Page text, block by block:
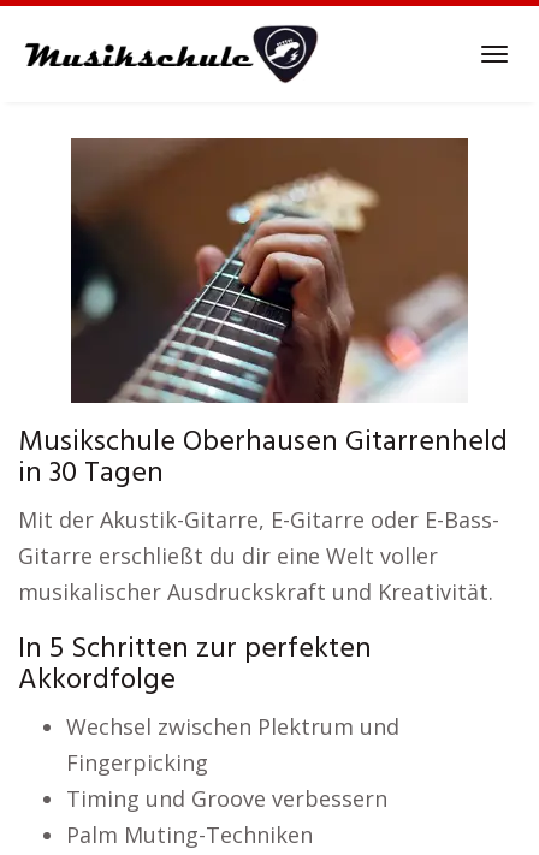
Musikschule Oberhausen Gitarrenheld
in 30 Tagen
Mit der Akustik-Gitarre, E-Gitarre oder E-Bass-
Gitarre erschließt du dir eine Welt voller
musikalischer Ausdruckskraft und Kreativität.
In 5 Schritten zur perfekten
Akkordfolge
Wechsel zwischen Plektrum und
Fingerpicking
Timing und Groove verbessern
Palm Muting-Techniken